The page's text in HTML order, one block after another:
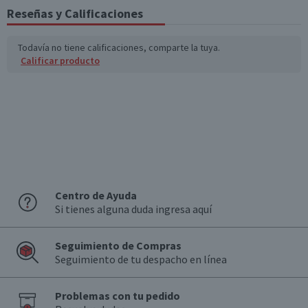
*Ingesta de referencia de un adulto promedio (8400 kj / 2000 kcal)
Reseñas y Calificaciones
Todavía no tiene calificaciones, comparte la tuya.
Calificar producto
Centro de Ayuda
Si tienes alguna duda ingresa aquí
Seguimiento de Compras
Seguimiento de tu despacho en línea
Problemas con tu pedido